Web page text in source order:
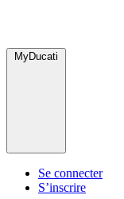
MyDucati
Se connecter
S’inscrire